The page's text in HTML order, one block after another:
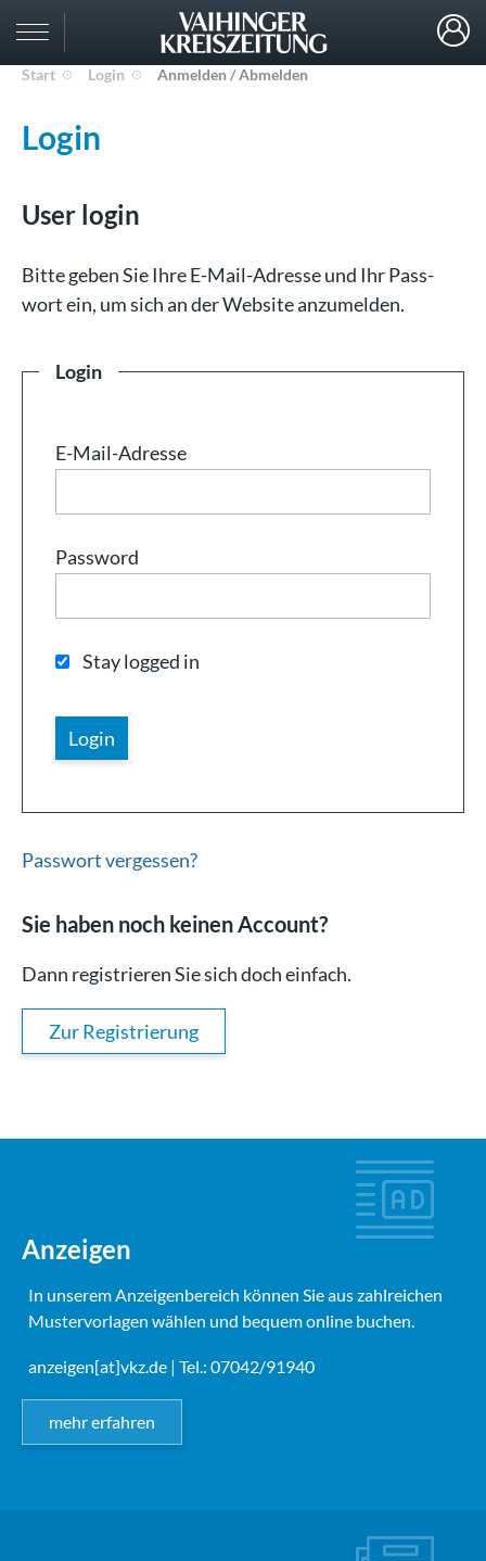
Start Login Anmelden / Abmelden
Login
User login
Bit­te ge­ben Sie Ih­re E-Mail-Adresse und Ihr Pass­
wort ein, um sich an der Web­site an­zu­mel­den.
Login
E-Mail-Adresse
Password
Stay logged in
Passwort vergessen?
Sie haben noch keinen Account?
Dann registrieren Sie sich doch einfach.
Zur Registrierung
Anzeigen
In unserem Anzeigenbereich können Sie aus zahlreichen
Mustervorlagen wählen und bequem online buchen.
anzeigen[at]vkz.de | Tel.: 07042/91940
mehr erfahren